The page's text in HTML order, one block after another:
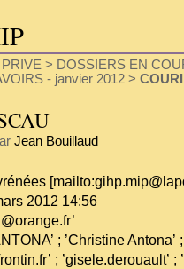
> DOSSIERS EN
- janvier 2012 >
Jean Bouillaud
2012 14:56
; ’Christine
; ’gisele.derouault’